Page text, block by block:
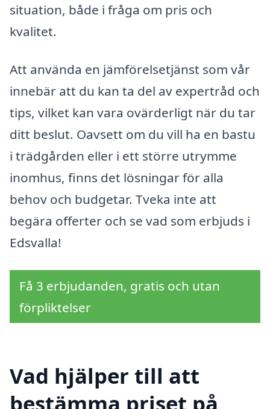
situation, både i fråga om pris och
kvalitet.
Att använda en jämförelsetjänst som vår
innebär att du kan ta del av expertråd och
tips, vilket kan vara ovärderligt när du tar
ditt beslut. Oavsett om du vill ha en bastu
i trädgården eller i ett större utrymme
inomhus, finns det lösningar för alla
behov och budgetar. Tveka inte att
begära offerter och se vad som erbjuds i
Edsvalla!
Få 3 erbjudanden, gratis och utan
förpliktelser
Vad hjälper till att
bestämma priset på